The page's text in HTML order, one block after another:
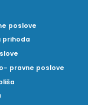
poslove
prihoda
pravne poslove